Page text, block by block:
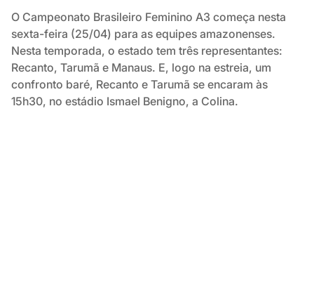
O Campeonato Brasileiro Feminino A3 começa nesta
sexta-feira (25/04) para as equipes amazonenses.
Nesta temporada, o estado tem três representantes:
Recanto, Tarumã e Manaus. E, logo na estreia, um
confronto baré, Recanto e Tarumã se encaram às
15h30, no estádio Ismael Benigno, a Colina.